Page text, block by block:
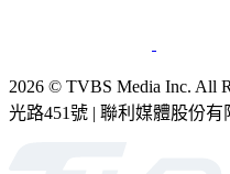
2026 © TVBS Media Inc. All
光路451號 | 聯利媒體股份有